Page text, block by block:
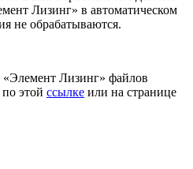
Лизинг» в автоматическом
не обрабатываются.
Лизинг» файлов
этой ссылке или на странице